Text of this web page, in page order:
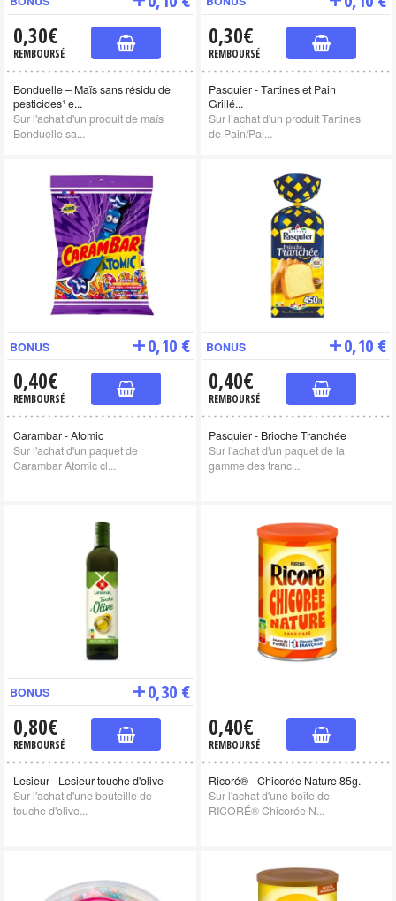
0,30€
REMBOURSÉ
Bonduelle – Maïs sans résidu de
pesticides¹ e...
Sur l'achat d'un produit de maïs
Bonduelle sa...
0,30€
REMBOURSÉ
Pasquier - Tartines et Pain
Grillé...
Sur l’achat d'un produit Tartines
de Pain/Pai...
BONUS 0,10 €
0,40€
REMBOURSÉ
Carambar - Atomic
Sur l'achat d'un paquet de
Carambar Atomic cl...
BONUS 0,10 €
0,40€
REMBOURSÉ
Pasquier - Brioche Tranchée
Sur l'achat d'un paquet de la
gamme des tranc...
BONUS 0,30 €
0,80€
REMBOURSÉ
Lesieur - Lesieur touche d'olive
Sur l'achat d'une bouteille de
touche d'olive...
0,40€
REMBOURSÉ
Ricoré® - Chicorée Nature 85g.
Sur l'achat d'une boîte de
RICORÉ® Chicorée N...